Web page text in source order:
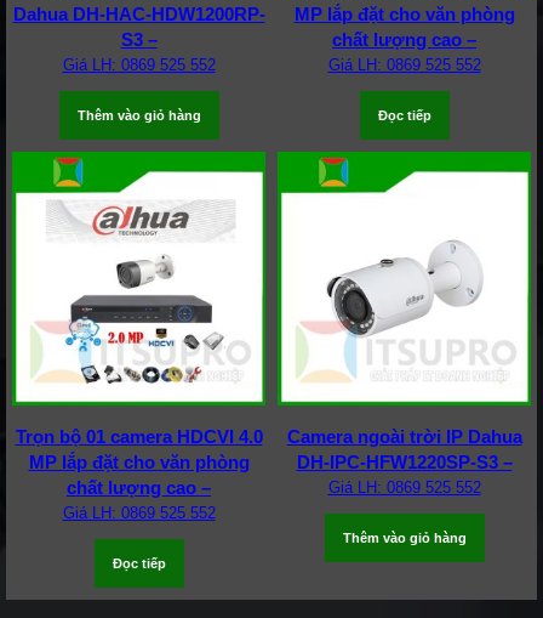
Dahua DH-HAC-HDW1200RP-
S3 –
Giá LH: 0869 525 552
Thêm vào giỏ hàng
MP lắp đặt cho văn phòng
chất lượng cao –
Giá LH: 0869 525 552
Đọc tiếp
Trọn bộ 01 camera HDCVI 4.0
MP lắp đặt cho văn phòng
chất lượng cao –
Giá LH: 0869 525 552
Đọc tiếp
Camera ngoài trời IP Dahua
DH-IPC-HFW1220SP-S3 –
Giá LH: 0869 525 552
Thêm vào giỏ hàng